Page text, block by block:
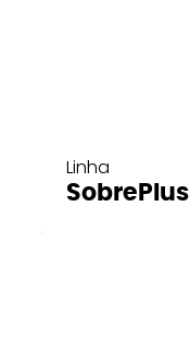
Linha
SobrePlus